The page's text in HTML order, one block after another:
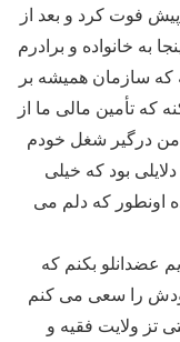
فوت کرد و بعد از
به خانواده و برادرم
سازمان همیشه بر
که تأمین مالی ما از
درگیر شغل خودم
بود که خیلی
اونطور که دلم می
عضدانلو بکنم که
را سعی می کنم
تز ولایت فقیه و